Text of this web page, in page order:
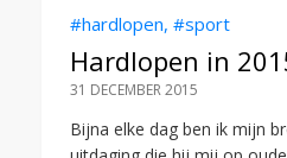
#hardlopen, #sport
Hardlopen in
31 DECEMBER 2015
Bijna elke dag ben ik mijn